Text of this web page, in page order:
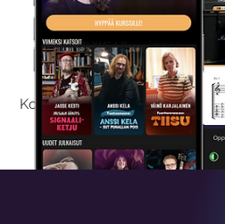
Kokeile
Kokeilemalla ilmaiseksi saat
viikon